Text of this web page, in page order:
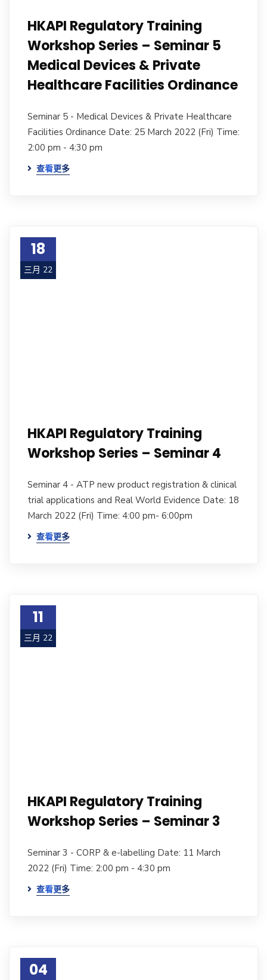
HKAPI Regulatory Training
Workshop Series – Seminar 5
Medical Devices & Private
Healthcare Facilities Ordinance
Seminar 5 - Medical Devices & Private Healthcare
Facilities Ordinance Date: 25 March 2022 (Fri) Time:
2:00 pm - 4:30 pm
查看更多
18
三月 22
HKAPI Regulatory Training
Workshop Series – Seminar 4
Seminar 4 - ATP new product registration & clinical
trial applications and Real World Evidence Date: 18
March 2022 (Fri) Time: 4:00 pm- 6:00pm
查看更多
11
三月 22
HKAPI Regulatory Training
Workshop Series – Seminar 3
Seminar 3 - CORP & e-labelling Date: 11 March
2022 (Fri) Time: 2:00 pm - 4:30 pm
查看更多
04